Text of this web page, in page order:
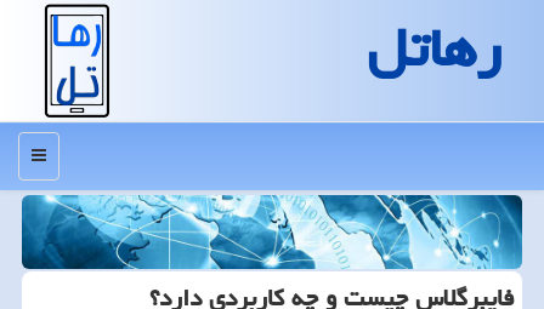
رهاتل
منو
فایبرگلاس چیست و چه كاربردی دارد؟